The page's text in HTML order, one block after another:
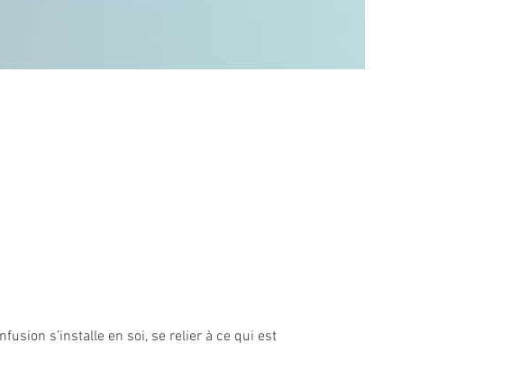
s’installe en soi, se relier à ce qui est